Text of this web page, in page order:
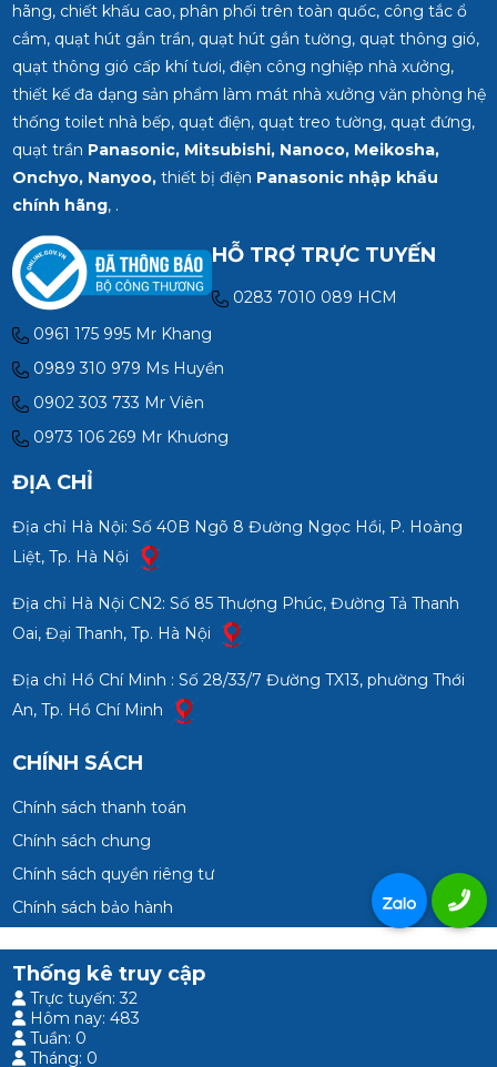
hãng, chiết khấu cao, phân phối trên toàn quốc, công tắc ổ
cắm, quạt hút gắn trần, quạt hút gắn tường, quạt thông gió,
quạt thông gió cấp khí tươi, điện công nghiệp nhà xưởng,
thiết kế đa dạng sản phẩm làm mát nhà xưởng văn phòng hệ
thống toilet nhà bếp, quạt điện, quạt treo tường, quạt đứng,
quạt trần Panasonic, Mitsubishi, Nanoco, Meikosha,
Onchyo, Nanyoo,thiết bị điện Panasonic nhập khẩu
chính hãng, .
HỖ TRỢ TRỰC TUYẾN
0283 7010 089 HCM
0961 175 995 Mr Khang
0989 310 979 Ms Huyền
0902 303 733 Mr Viên
0973 106 269 Mr Khương
ĐỊA CHỈ
Địa chỉ Hà Nội: Số 40B Ngõ 8 Đường Ngọc Hồi, P. Hoàng
Liệt, Tp. Hà Nội
Địa chỉ Hà Nội CN2: Số 85 Thượng Phúc, Đường Tả Thanh
Oai, Đại Thanh, Tp. Hà Nội
Địa chỉ Hồ Chí Minh : Số 28/33/7 Đường TX13, phường Thới
An, Tp. Hồ Chí Minh
CHÍNH SÁCH
Chính sách thanh toán
Chính sách chung
Chính sách quyền riêng tư
Chính sách bảo hành
Thống kê truy cập
Trực tuyến: 32
Hôm nay: 483
Tuần: 0
Tháng: 0